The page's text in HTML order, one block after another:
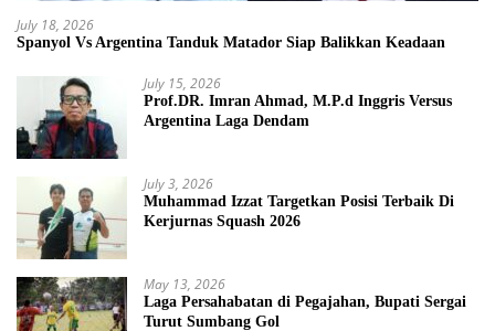
July 18, 2026
Spanyol Vs Argentina Tanduk Matador Siap Balikkan Keadaan
July 15, 2026
Prof.DR. Imran Ahmad, M.P.d Inggris Versus
Argentina Laga Dendam
July 3, 2026
Muhammad Izzat Targetkan Posisi Terbaik Di
Kerjurnas Squash 2026
May 13, 2026
Laga Persahabatan di Pegajahan, Bupati Sergai
Turut Sumbang Gol